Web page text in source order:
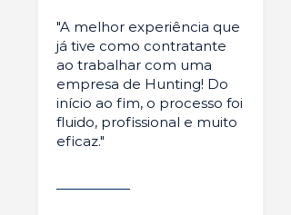
"A melhor experiência que
já tive como contratante
ao trabalhar com uma
empresa de Hunting! Do
início ao fim, o processo foi
fluido, profissional e muito
eficaz."